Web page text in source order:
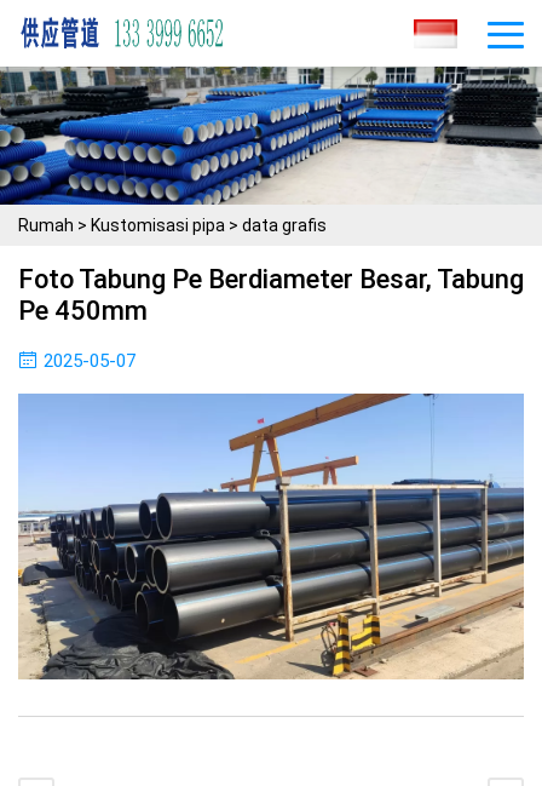
Rumah > Kustomisasi pipa > data grafis
Foto Tabung Pe Berdiameter Besar, Tabung
Pe 450mm
2025-05-07